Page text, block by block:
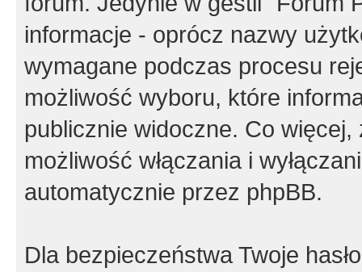
informacje - oprócz nazwy
wymagane podczas procesu
możliwość wyboru, które
publicznie widoczne. Co
możliwość włączania i
automatycznie przez phpBB.
Dla bezpieczeństwa Twoje